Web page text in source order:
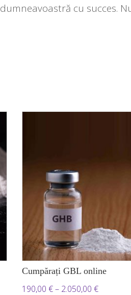
dumneavoastră cu succes.
Cumpărați GBL online
190,00 € – 2.050,00 €Interval